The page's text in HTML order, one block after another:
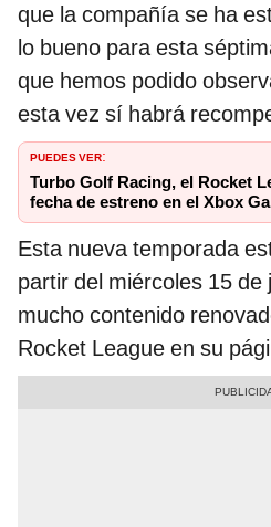
que la compañía se ha
lo bueno para esta
que hemos podido
esta vez sí habrá
PUEDES VER:
Turbo Golf Racing, el Rocket
fecha de estreno en el Xbox
Esta nueva temporada
partir del miércoles 15 de
mucho contenido
Rocket League en su